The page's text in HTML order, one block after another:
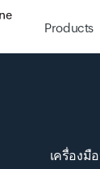
Products
เครื่องมื